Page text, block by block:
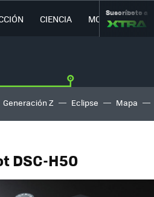
CIENCIA MOVILIDAD
Suscríbete a
Generación Z Eclipse Mapa
DSC-H50